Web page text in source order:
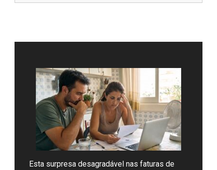
Esta surpresa desagradável nas faturas de